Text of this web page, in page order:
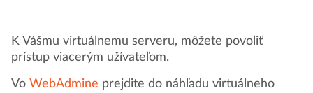
K Vášmu virtuálnemu serveru, môžete povoliť
prístup viacerým užívateľom.
Vo WebAdmine prejdite do náhľadu virtuálneho